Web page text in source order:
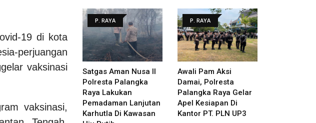
19 di kota
perjuangan
vaksinasi
vaksinasi,
P. RAYA
Satgas Aman Nusa II
Polresta Palangka
Raya Lakukan
Pemadaman Lanjutan
Karhutla Di Kawasan
P. RAYA
Awali Pam Aksi
Damai, Polresta
Palangka Raya Gelar
Apel Kesiapan Di
Kantor PT. PLN UP3